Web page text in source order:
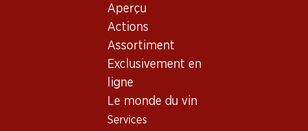
Aperçu
Actions
Assortiment
Exclusivement en
ligne
Le monde du vin
Services
Recto Verso
Soleil-du-Rhône Dôle du Valais
Valais